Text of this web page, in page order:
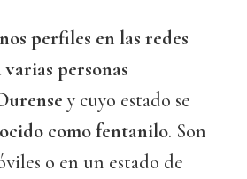
perfiles en las redes
varias personas
y cuyo estado se
como fentanilo. Son
o en un estado de